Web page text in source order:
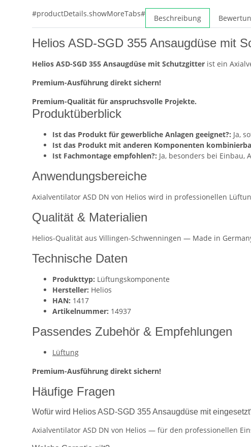
#productDetails.showMoreTabs# Beschreibung
Helios ASD-SGD 355 Ansaugdüse mit
Helios ASD-SGD 355 Ansaugdüse mit Schutzgitter ist ein
Premium-Ausführung direkt sichern!
Premium-Qualität für anspruchsvolle Projekte.
Produktüberblick
Ist das Produkt für gewerbliche Anlagen geeignet?: Ja,
Ist das Produkt mit anderen Komponenten
Ist Fachmontage empfohlen?: Ja, besonders bei
Anwendungsbereiche
Axialventilator ASD DN von Helios wird in professionellen
Qualität & Materialien
Helios-Qualität aus Villingen-Schwenningen — Made in
Technische Daten
Produkttyp: Lüftungskomponente
Hersteller: Helios
HAN: 1417
Artikelnummer: 14937
Passendes Zubehör & Empfehlungen
Lüftung
Premium-Ausführung direkt sichern!
Häufige Fragen
Wofür wird Helios ASD-SGD 355 Ansaugdüse mit
Axialventilator ASD DN von Helios — für den professionellen